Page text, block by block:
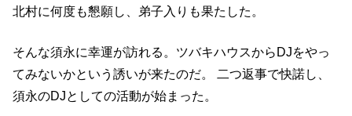
北村に何度も懇願し、弟子入りも果たした。
そんな須永に幸運が訪れる。ツバキハウスからDJをやっ
てみないかという誘いが来たのだ。 二つ返事で快諾し、
須永のDJとしての活動が始まった。